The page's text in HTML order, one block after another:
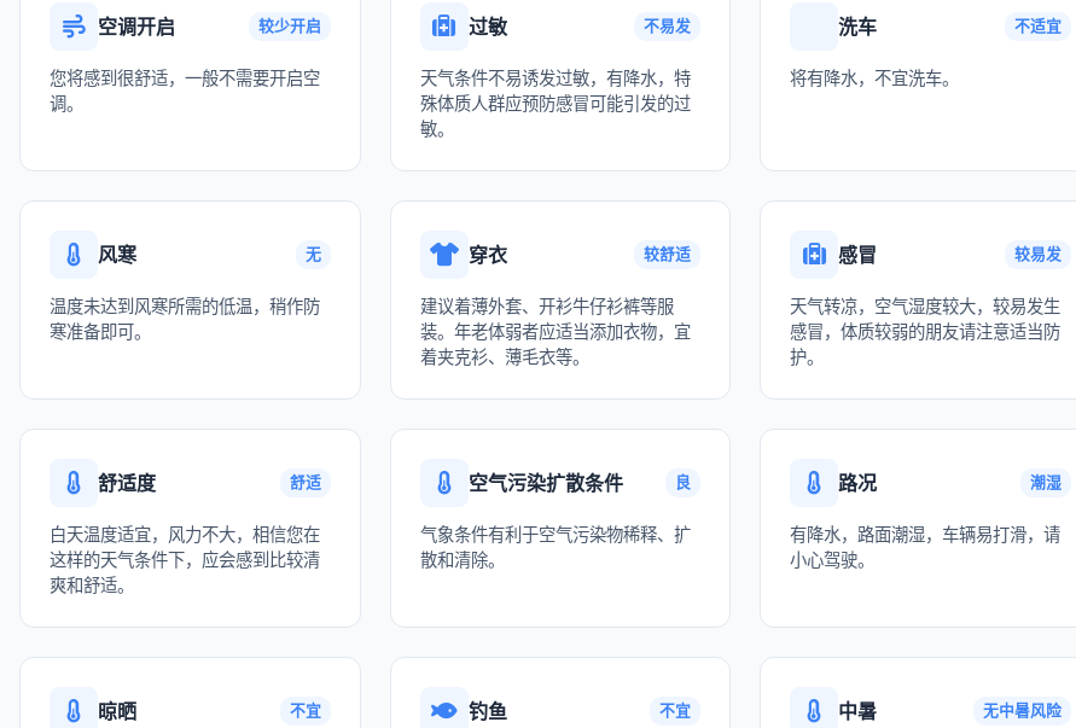
空调开启 较少开启
您将感到很舒适，一般不需要开启空
调。
过敏 不易发
天气条件不易诱发过敏，有降水，特
殊体质人群应预防感冒可能引发的过
敏。
洗车 不适宜
将有降水，不宜洗车。
风寒 无
温度未达到风寒所需的低温，稍作防
寒准备即可。
穿衣 较舒适
建议着薄外套、开衫牛仔衫裤等服
装。年老体弱者应适当添加衣物，宜
着夹克衫、薄毛衣等。
感冒 较易发
天气转凉，空气湿度较大，较易发生
感冒，体质较弱的朋友请注意适当防
护。
舒适度 舒适
白天温度适宜，风力不大，相信您在
这样的天气条件下，应会感到比较清
爽和舒适。
空气污染扩散条件 良
气象条件有利于空气污染物稀释、扩
散和清除。
路况 潮湿
有降水，路面潮湿，车辆易打滑，请
小心驾驶。
晾晒 不宜 钓鱼 不宜 中暑 无中暑风险